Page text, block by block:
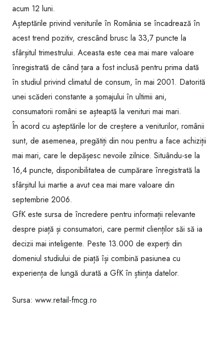
acum 12 luni.
Așteptările privind veniturile în România se încadrează în
acest trend pozitiv, crescând brusc la 33,7 puncte la
sfârșitul trimestrului. Aceasta este cea mai mare valoare
înregistrată de când țara a fost inclusă pentru prima dată
în studiul privind climatul de consum, în mai 2001. Datorită
unei scăderi constante a șomajului în ultimii ani,
consumatorii români se așteaptă la venituri mai mari.
În acord cu așteptările lor de creștere a veniturilor, românii
sunt, de asemenea, pregătiți din nou pentru a face achiziții
mai mari, care le depășesc nevoile zilnice. Situându-se la
16,4 puncte, disponibilitatea de cumpărare înregistrată la
sfârșitul lui martie a avut cea mai mare valoare din
septembrie 2006.
GfK este sursa de încredere pentru informații relevante
despre piață și consumatori, care permit clienților săi să ia
decizii mai inteligente. Peste 13.000 de experți din
domeniul studiului de piață își combină pasiunea cu
experiența de lungă durată a GfK în știința datelor.
Sursa: www.retail-fmcg.ro